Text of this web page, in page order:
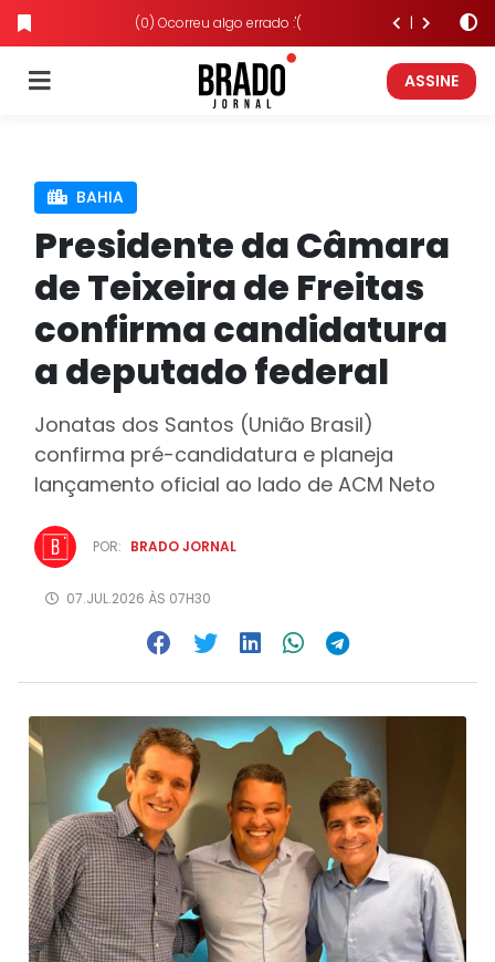
(0) Ocorreu algo errado :'(
ASSINE
BAHIA
Presidente da Câmara
de Teixeira de Freitas
confirma candidatura
a deputado federal
Jonatas dos Santos (União Brasil)
confirma pré-candidatura e planeja
lançamento oficial ao lado de ACM Neto
POR: BRADO JORNAL
07.JUL.2026 ÀS 07H30